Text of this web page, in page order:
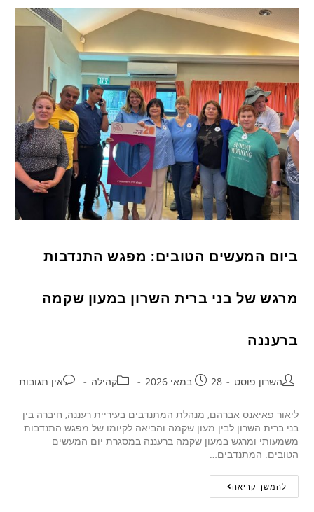
ביום המעשים הטובים: מפגש התנדבות
מרגש של בני ברית השרון במעון שקמה
ברעננה
השרון פוסט 28 במאי 2026 קהילה אין תגובות
ליאור פאיאנס אברהם, מנהלת המתנדבים בעיריית רעננה, חיברה בין
בני ברית השרון לבין מעון שקמה והביאה לקיומו של מפגש התנדבות
משמעותי ומרגש במעון שקמה ברעננה במסגרת יום המעשים
הטובים. המתנדבים…
להמשך קריאה